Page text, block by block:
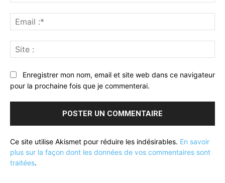
:*
:
Enregistrer mon nom, email et site web dans ce navigateur
pour la prochaine fois que je commenterai.
Ce site utilise Akismet pour réduire les indésirables. En savoir
plus sur la façon dont les données de vos commentaires sont
traitées.